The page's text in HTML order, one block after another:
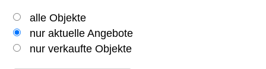
alle Objekte
nur aktuelle Angebote
nur verkaufte Objekte